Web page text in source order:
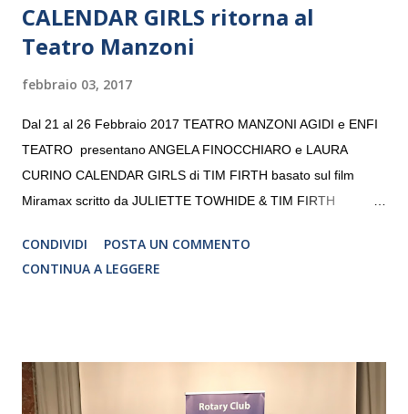
CALENDAR GIRLS ritorna al
Teatro Manzoni
febbraio 03, 2017
Dal 21 al 26 Febbraio 2017 TEATRO MANZONI AGIDI e ENFI
TEATRO presentano ANGELA FINOCCHIARO e LAURA
CURINO CALENDAR GIRLS di TIM FIRTH basato sul film
Miramax scritto da JULIETTE TOWHIDE & TIM FIRTH
CRISTINA PEZZOLI
CONDIVIDI
POSTA UN COMMENTO
CONTINUA A LEGGERE